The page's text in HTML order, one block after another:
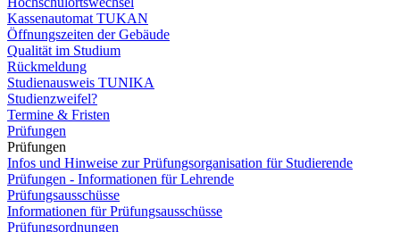
Kassenautomat TUKAN
Öffnungszeiten der Gebäude
Qualität im Studium
Rückmeldung
Studienausweis TUNIKA
Studienzweifel?
Termine & Fristen
Prüfungen
Prüfungen
Infos und Hinweise zur Prüfungsorganisation für Studierende
Prüfungen - Informationen für Lehrende
Prüfungsausschüsse
Informationen für Prüfungsausschüsse
Prüfungsordnungen